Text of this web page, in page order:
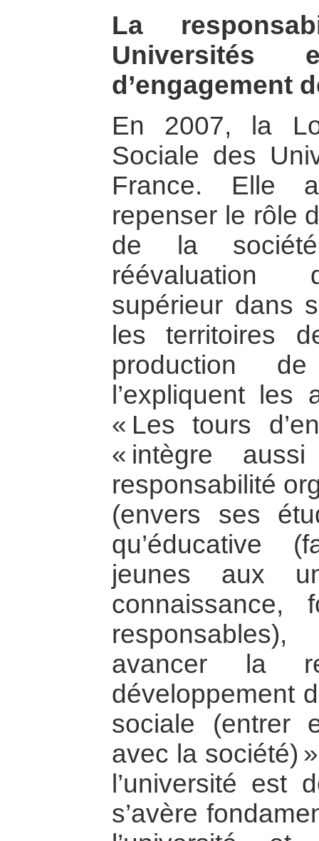
La
d’engagement
En 2007, la
Sociale des
France. Elle
repenser le rôle
de la
réévaluation
supérieur dans
les territoires
production
l’expliquent les
« Les tours
« intègre
responsabilité
(envers ses
qu’éducative
jeunes aux
connaissance,
avancer la
développement
sociale (entrer
avec la société)
l’université est
s’avère